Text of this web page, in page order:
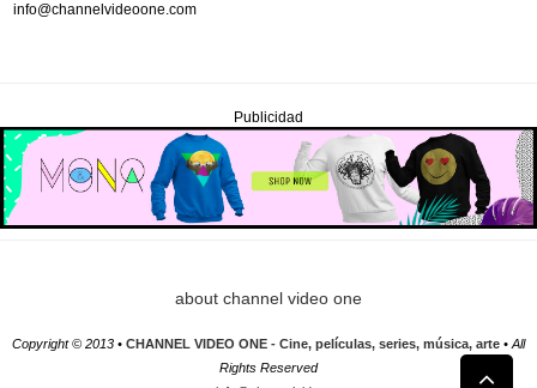
info@channelvideoone.com
Publicidad
about channel video one
Copyright © 2013 • CHANNEL VIDEO ONE - Cine, películas, series, música, arte • All
Rights Reserved